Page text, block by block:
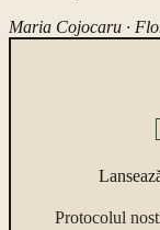
Maria Cojocaru ·
Protocolul